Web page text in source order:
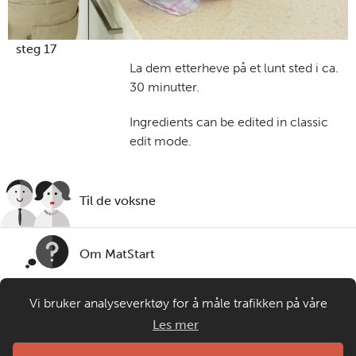
steg 17
La dem etterheve på et lunt sted i ca.
30 minutter.
Ingredients can be edited in classic
edit mode.
Til de voksne
Om MatStart
Kontakt oss
Vi bruker analyseverktøy for å måle trafikken på våre
nettsider. Informasjonskapsler plasseres i din nettleser og
gir oss grunnlag for videreutvikling og drift av våre
Les mer